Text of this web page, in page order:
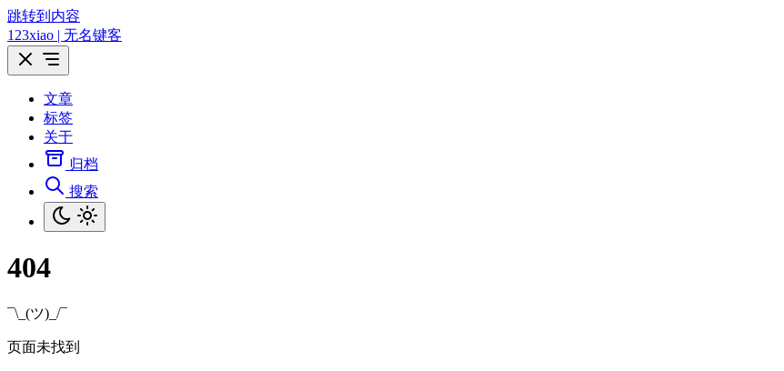
跳转到内容
123xiao | 无名键客
文章
标签
关于
归档
搜索
404
¯\_(ツ)_/¯
页面未找到